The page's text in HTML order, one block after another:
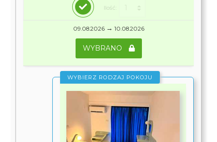
Ilość:
09.08.2026 → 10.08.2026
WYBRANO
WYBIERZ RODZAJ POKOJU